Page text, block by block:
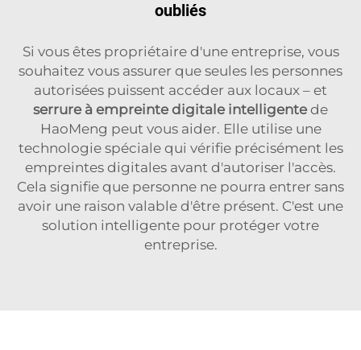
oubliés
Si vous êtes propriétaire d'une entreprise, vous
souhaitez vous assurer que seules les personnes
autorisées puissent accéder aux locaux – et
serrure à empreinte digitale intelligente de
HaoMeng peut vous aider. Elle utilise une
technologie spéciale qui vérifie précisément les
empreintes digitales avant d'autoriser l'accès.
Cela signifie que personne ne pourra entrer sans
avoir une raison valable d'être présent. C'est une
solution intelligente pour protéger votre
entreprise.